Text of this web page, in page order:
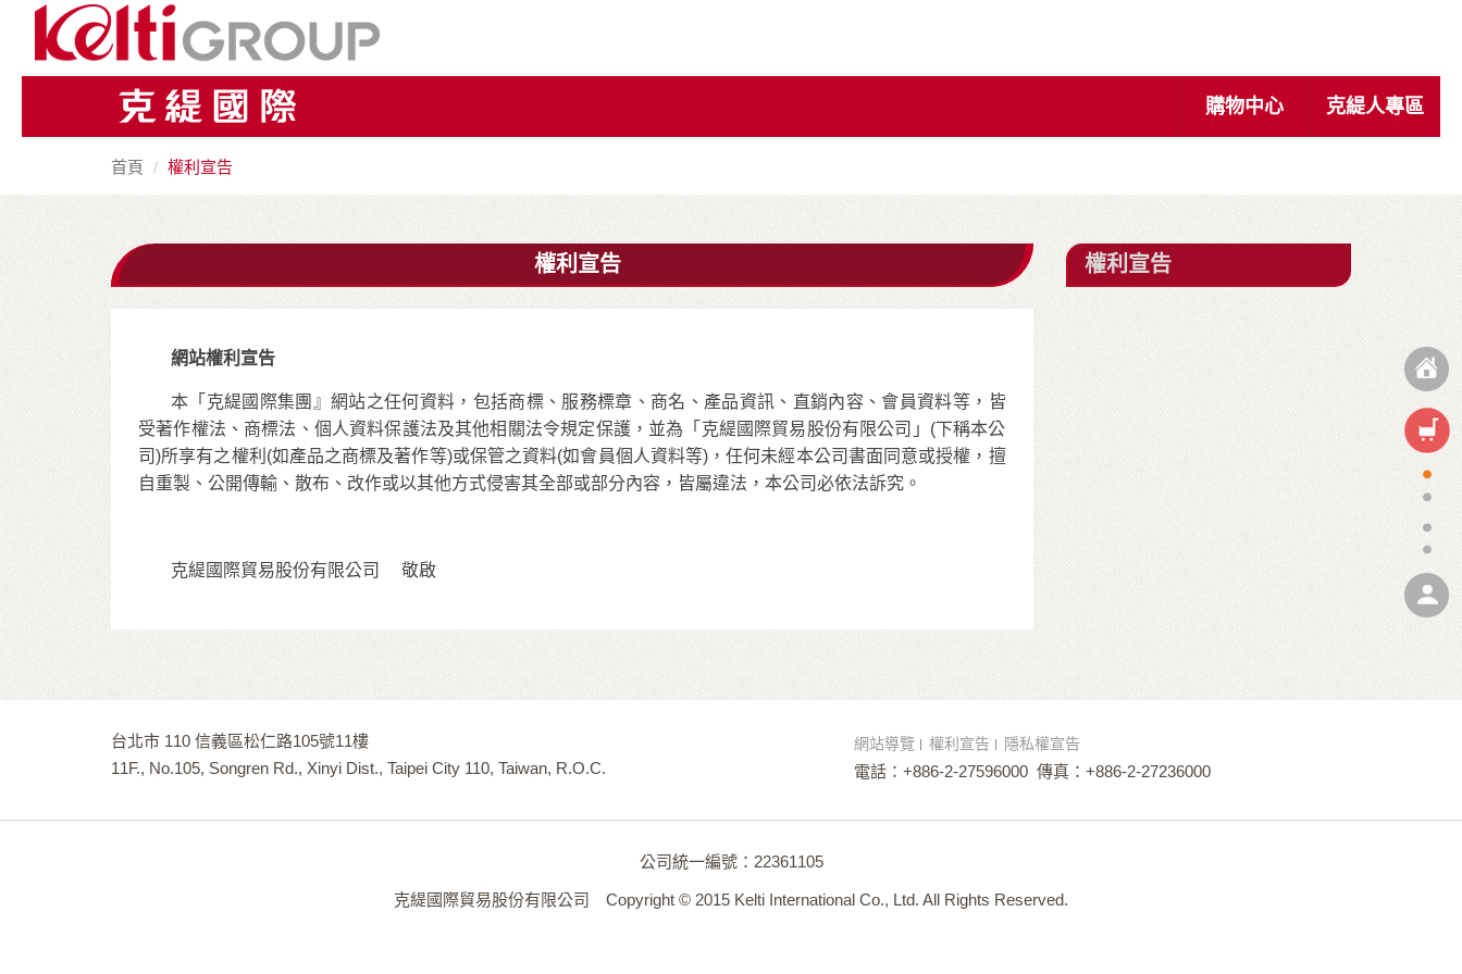
購物中心 克緹人專區
首頁 權利宣告
權利宣告
網站權利宣告
本「克緹國際集團』網站之任何資料，包括商標、服務標章、商名、產品資訊、直銷內容、會員資料等，皆
受著作權法、商標法、個人資料保護法及其他相關法令規定保護，並為「克緹國際貿易股份有限公司」(下稱本公
司)所享有之權利(如產品之商標及著作等)或保管之資料(如會員個人資料等)，任何未經本公司書面同意或授權，擅
自重製、公開傳輸、散布、改作或以其他方式侵害其全部或部分內容，皆屬違法，本公司必依法訴究。
克緹國際貿易股份有限公司 敬啟
權利宣告
台北市 110 信義區松仁路105號11樓
11F., No.105, Songren Rd., Xinyi Dist., Taipei City 110, Taiwan, R.O.C.
網站導覽 權利宣告 隱私權宣告
電話：+886-2-27596000 傳真：+886-2-27236000
公司統一編號：22361105
克緹國際貿易股份有限公司 Copyright © 2015 Kelti International Co., Ltd. All Rights Reserved.